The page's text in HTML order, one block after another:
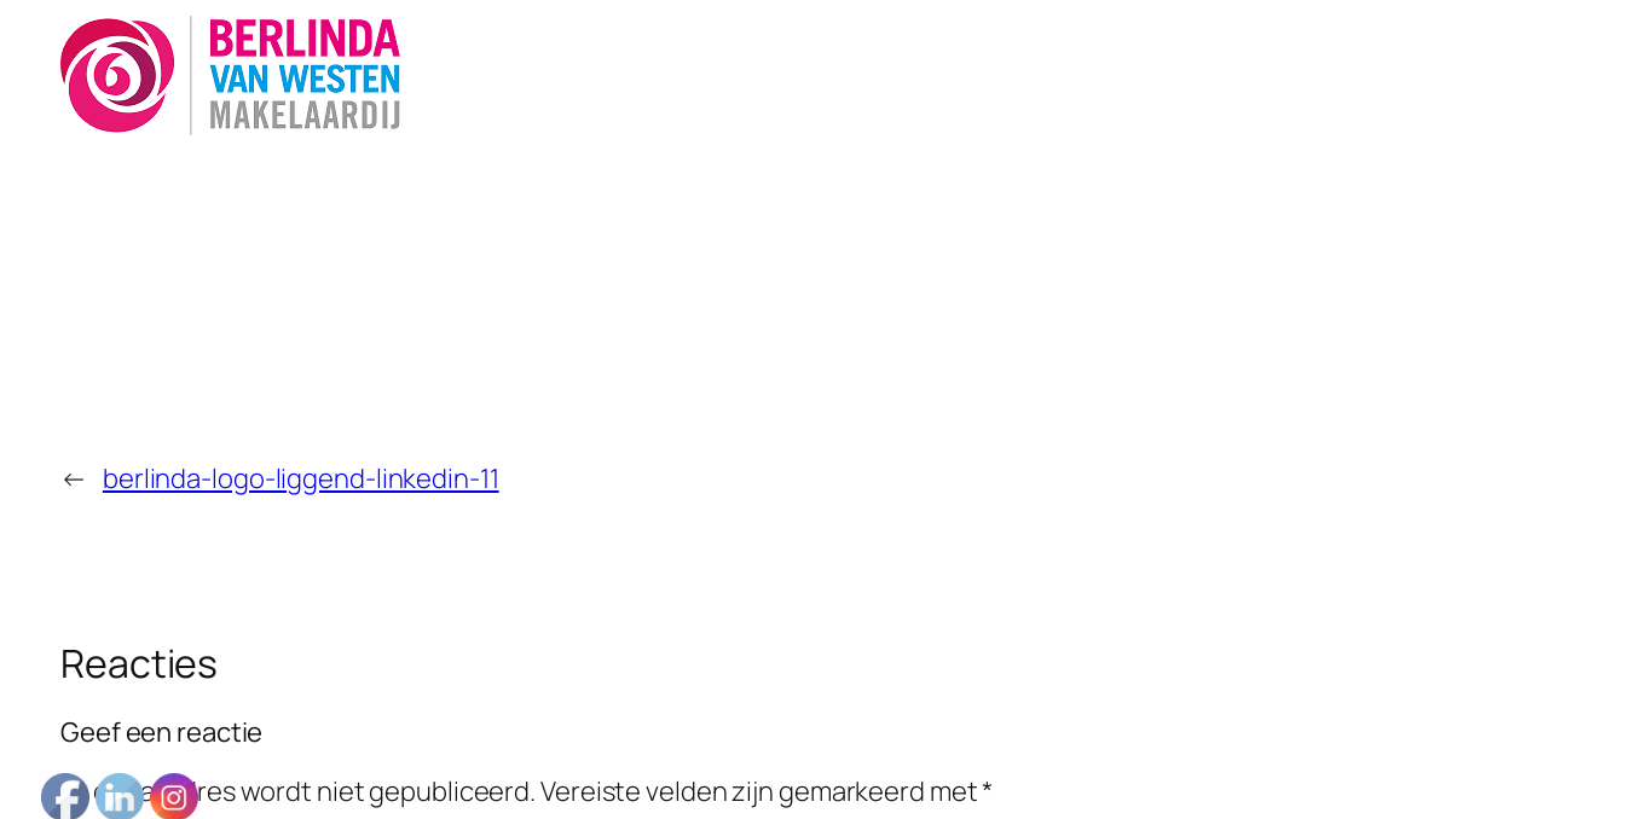
← berlinda-logo-liggend-linkedin-11
Reacties
Geef een reactie
Je e-mailadres wordt niet gepubliceerd.Vereiste velden zijn gemarkeerd met*